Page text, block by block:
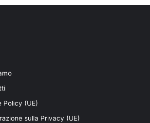
Policy (UE)
sulla Privacy (UE)